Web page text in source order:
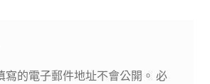
寫的電子郵件地址不會公開。 必